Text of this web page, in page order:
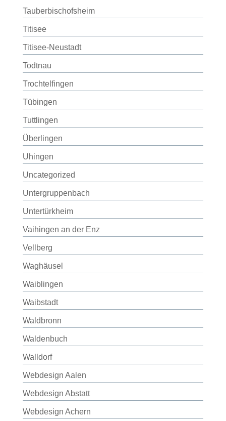
Tauberbischofsheim
Titisee
Titisee-Neustadt
Todtnau
Trochtelfingen
Tübingen
Tuttlingen
Überlingen
Uhingen
Uncategorized
Untergruppenbach
Untertürkheim
Vaihingen an der Enz
Vellberg
Waghäusel
Waiblingen
Waibstadt
Waldbronn
Waldenbuch
Walldorf
Webdesign Aalen
Webdesign Abstatt
Webdesign Achern